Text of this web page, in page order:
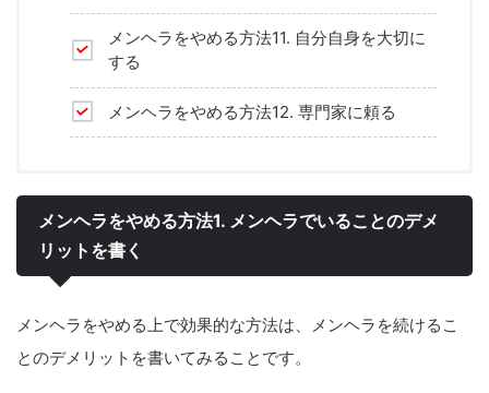
メンヘラをやめる方法11. 自分自身を大切に
する
メンヘラをやめる方法12. 専門家に頼る
メンヘラをやめる方法1. メンヘラでいることのデメ
リットを書く
メンヘラをやめる上で効果的な方法は、メンヘラを続けるこ
とのデメリットを書いてみることです。